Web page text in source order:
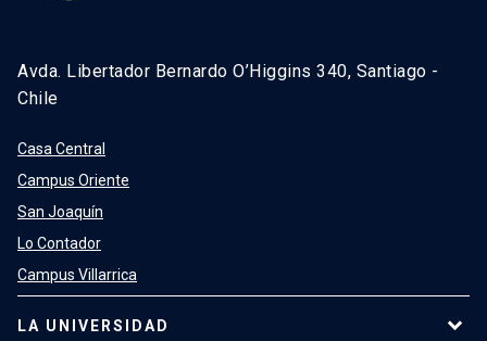
Avda. Libertador Bernardo O’Higgins 340, Santiago -
Chile
Casa Central
Campus Oriente
San Joaquín
Lo Contador
Campus Villarrica
LA UNIVERSIDAD